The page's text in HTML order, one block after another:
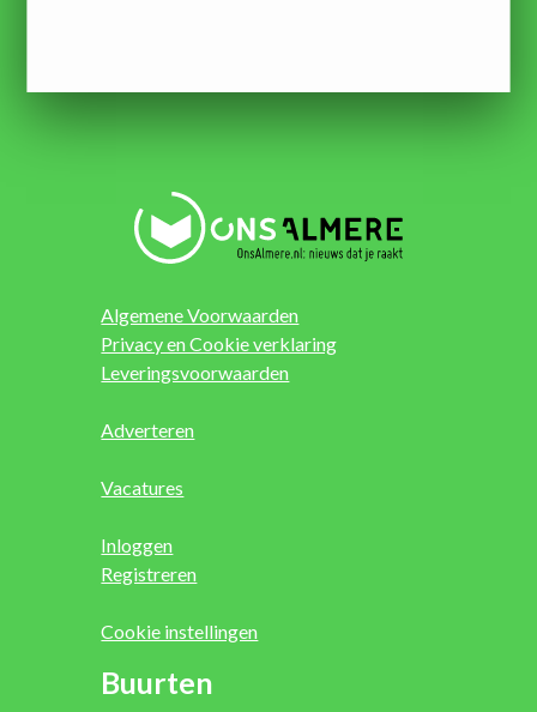
Algemene Voorwaarden
Privacy en Cookie verklaring
Leveringsvoorwaarden
Adverteren
Vacatures
Inloggen
Registreren
Cookie instellingen
Buurten